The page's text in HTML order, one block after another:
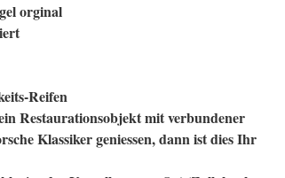
orginal
Reifen
Restaurationsobjekt mit verbundener
Klassiker geniessen, dann ist dies Ihr